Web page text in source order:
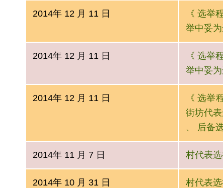
2014年 12 月 11 日
《 选举
举中妥
2014年 12 月 11 日
《 选举
举中妥
2014年 12 月 11 日
《 选举
街坊代
、 后备
2014年 11 月 7 日 村代表
2014年 10 月 31 日 村代表